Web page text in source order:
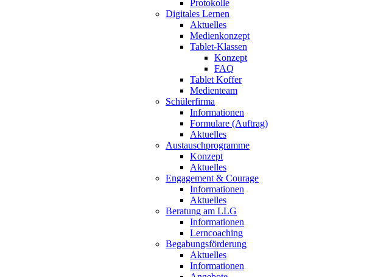
Protokolle
Digitales Lernen
Aktuelles
Medienkonzept
Tablet-Klassen
Konzept
FAQ
Tablet Koffer
Medienteam
Schülerfirma
Informationen
Formulare (Auftrag)
Aktuelles
Austauschprogramme
Konzept
Aktuelles
Engagement & Courage
Informationen
Aktuelles
Beratung am LLG
Informationen
Lerncoaching
Begabungsförderung
Aktuelles
Informationen